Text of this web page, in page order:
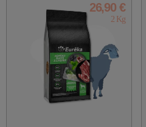
26,90 €
2 Kg